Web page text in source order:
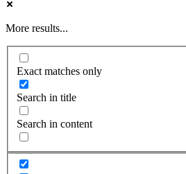
More results...
Exact matches only
Search in title
Search in content